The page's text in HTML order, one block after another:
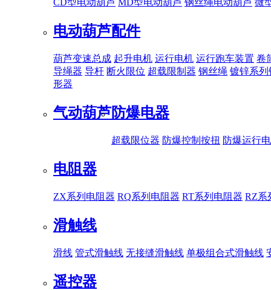
CD型电动葫芦 MD型电动葫芦 钢丝绳电动葫芦 微
电动葫芦配件
葫芦变速总成 起升电机 运行电机 运行跑车装置 卷
导绳器 导杆 断火限位 超载限制器 钢丝绳 镀锌系列
形器
气动葫芦防爆电器
超载限位器 防爆控制按扭 防爆运行
电阻器
ZX系列电阻器 RQ系列电阻器 RT系列电阻器 RZ系
滑触线
滑线 管式滑触线 无接缝滑触线 单极组合式滑触线
遥控器